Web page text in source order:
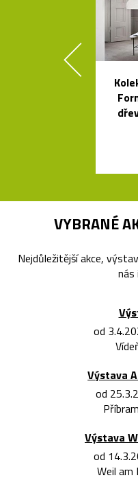
VYBRANÉ
Nejdůležitější akce,
nás
od
Výstava
od
Výstava
od
Weil am